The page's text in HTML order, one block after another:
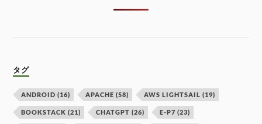
タグ
ANDROID (16) APACHE (58) AWS LIGHTSAIL (19)
BOOKSTACK (21) CHATGPT (26) E-P7 (23)